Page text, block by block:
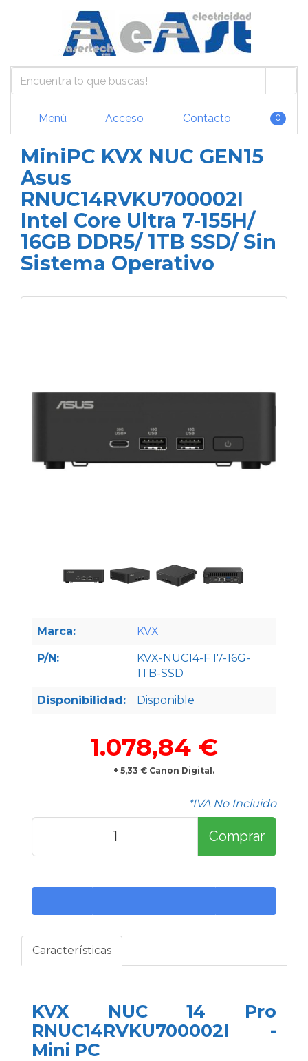
Menú Acceso Contacto 0
MiniPC KVX NUC GEN15
Asus
RNUC14RVKU700002I
Intel Core Ultra 7-155H/
16GB DDR5/ 1TB SSD/ Sin
Sistema Operativo
Marca: KVX
P/N:
KVX-NUC14-F I7-16G-
1TB-SSD
Disponibilidad: Disponible
1.078,84 €
+ 5,33 € Canon Digital.
*IVA No Incluido
Comprar
Características
KVX NUC 14 Pro
RNUC14RVKU700002I -
Mini PC